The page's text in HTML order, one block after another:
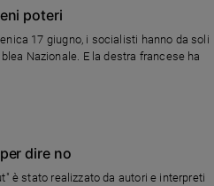
poteri
17 giugno, i socialisti hanno da soli
Nazionale. E la destra francese ha
dire no
è stato realizzato da autori e interpreti